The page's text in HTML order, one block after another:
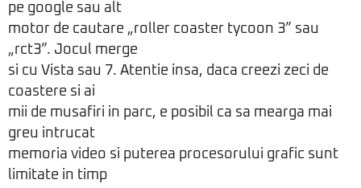
pe google sau alt
motor de cautare „roller coaster tycoon 3” sau
„rct3”. Jocul merge
si cu Vista sau 7. Atentie insa, daca creezi zeci de
coastere si ai
mii de musafiri in parc, e posibil ca sa mearga mai
greu intrucat
memoria video si puterea procesorului grafic sunt
limitate in timp